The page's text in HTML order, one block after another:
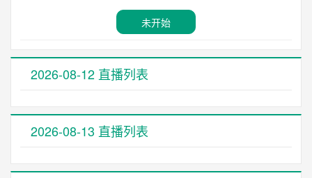
未开始
2026-08-12 直播列表
2026-08-13 直播列表